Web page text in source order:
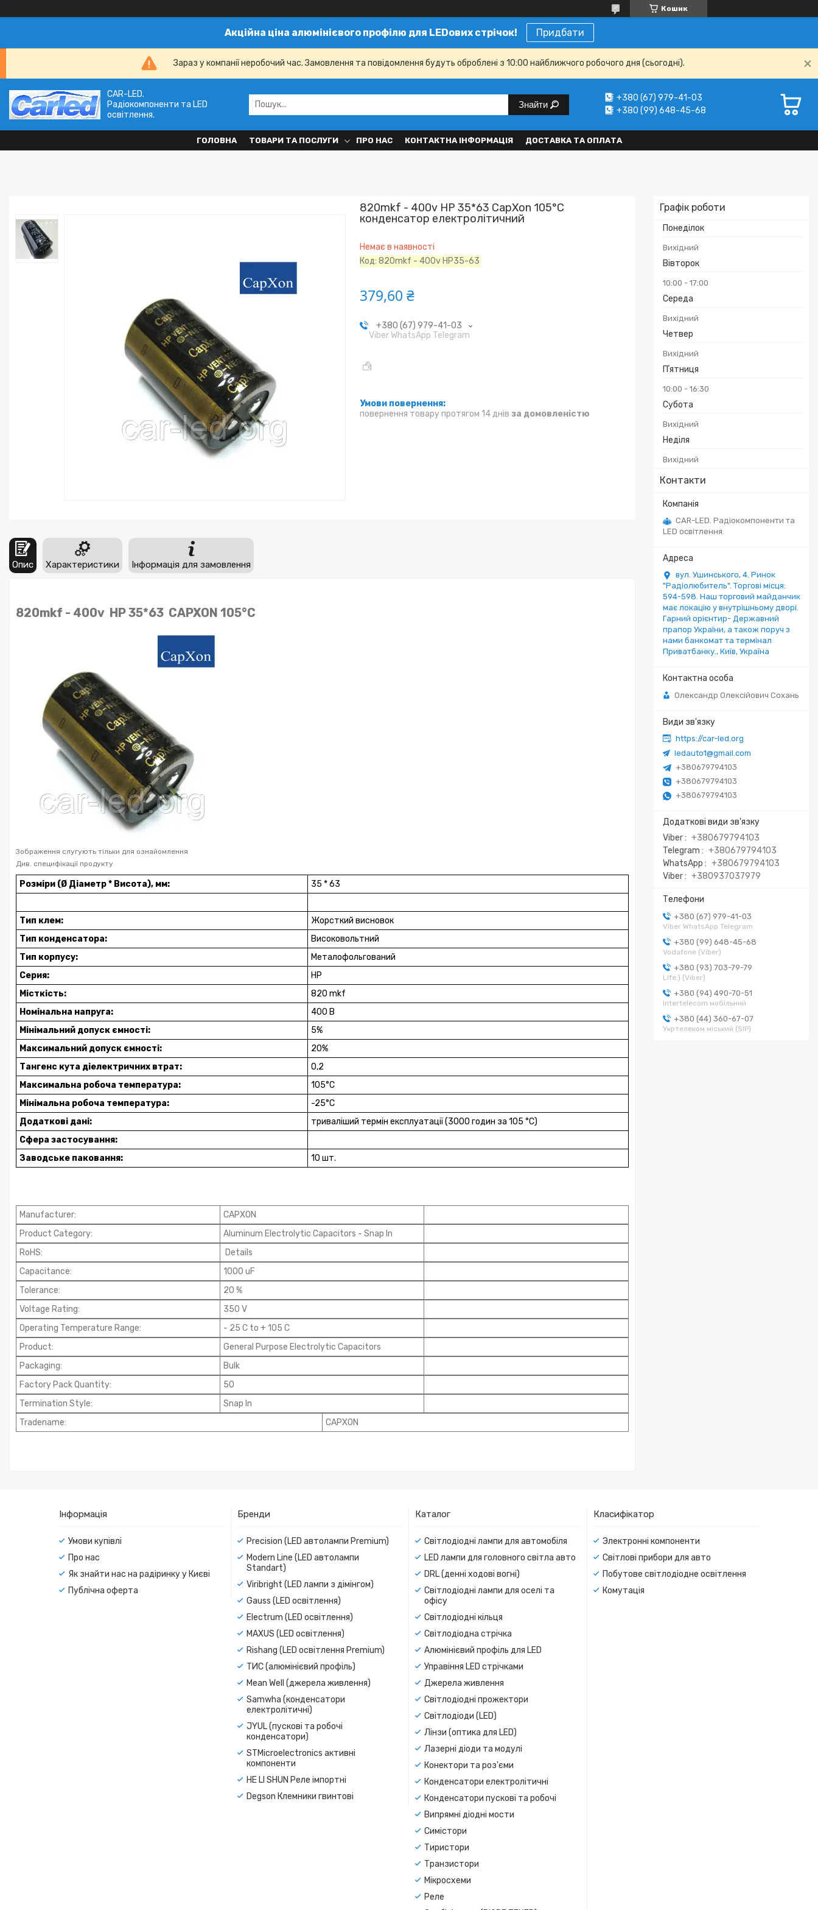
Кошик
Акційна ціна алюмінієвого профілю для LEDових стрічок! Придбати
Зараз у компанії неробочий час. Замовлення та повідомлення будуть оброблені з 10:00 найближчого робочого дня (сьогодні).
CAR-LED.
Радіокомпоненти та LED
освітлення.
Знайти
+380 (67) 979-41-03
+380 (99) 648-45-68
ГОЛОВНА ТОВАРИ ТА ПОСЛУГИ ПРО НАС КОНТАКТНА ІНФОРМАЦІЯ ДОСТАВКА ТА ОПЛАТА
Графік роботи
Понеділок
Вихідний
Вівторок
10:00 17:00
Середа
Вихідний
Четвер
Вихідний
Пʼятниця
10:00 16:30
Субота
Вихідний
Неділя
Вихідний
Контакти
CAR-LED. Радіокомпоненти та
LED освітлення.
вул. Ушинського, 4. Ринок
"Радіолюбитель". Торгові місця:
594-598. Наш торговий майданчик
має локацію у внутрішньому дворі.
Гарний орієнтир- Державний
прапор України, а також поруч з
нами банкомат та термінал
Приватбанку., Київ, Україна
Олександр Олексійович Сохань
https://car-led.org
ledauto1@gmail.com
+380679794103
+380679794103
+380679794103
Viber
+380679794103
Telegram
+380679794103
WhatsApp
+380679794103
Viber
+380937037979
+380 (67) 979-41-03
Viber WhatsApp Telegram
+380 (99) 648-45-68
Vodafone (Viber)
+380 (93) 703-79-79
Life:) (Viber)
+380 (94) 490-70-51
Intertelecom мобільний
+380 (44) 360-67-07
Укртелеком міський (SIP)
820mkf - 400v HP 35*63 CapXon 105°C
конденсатор електролітичний
Немає в наявності
Код:820mkf - 400v HP35-63
379,60 ₴
+380 (67) 979-41-03
Viber WhatsApp Telegram
повернення товару протягом 14 днів за домовленістю
Опис Характеристики Інформація для замовлення
820mkf - 400v HP 35*63 CAPXON 105°C
Зображення слугують тільки для ознайомлення
Див. специфікації продукту
Розміри (Ø Діаметр * Висота), мм: 35 * 63
Тип клем:
Жорсткий висновок
Тип конденсатора:
Високовольтний
Тип корпусу:
Металофольгований
Серия:
HP
Місткість:
820 mkf
Номінальна напруга:
400 В
Мінімальний допуск ємності:
5%
Максимальний допуск ємності:
20%
Тангенс кута діелектричних втрат:
0,2
Максимальна робоча температура:
105°C
Мінімальна робоча температура:
-25°C
Додаткові дані:
триваліший термін експлуатації (3000 годин за 105 °C)
Сфера застосування:
Заводське паковання:
10 шт.
Manufacturer:
CAPXON
Product Category:
Aluminum Electrolytic Capacitors - Snap In
RoHS:
Details
Capacitance:
1000 uF
Tolerance:
20 %
Voltage Rating:
350 V
Operating Temperature Range:
- 25 C to + 105 C
Product:
General Purpose Electrolytic Capacitors
Packaging:
Bulk
Factory Pack Quantity:
50
Termination Style:
Snap In
Tradename: CAPXON
Інформація
Умови купівлі
Про нас
Як знайти нас на радіринку у Києві
Публічна оферта
Бренди
Precision (LED автолампи Premium)
Modern Line (LED автолампи
Standart)
Viribright (LED лампи з дімінгом)
Gauss (LED освітлення)
Electrum (LED освітлення)
MAXUS (LED освітлення)
Rishang (LED освітлення Premium)
ТИС (алюмінієвий профіль)
Mean Well (джерела живлення)
Samwha (конденсатори
електролітичні)
JYUL (пускові та робочі
конденсатори)
STMicroelectronics активні
компоненти
HE LI SHUN Реле імпортні
Degson Клемники гвинтові
Каталог
Світлодіодні лампи для автомобіля
LED лампи для головного світла авто
DRL (денні ходові вогні)
Світлодіодні лампи для оселі та
офісу
Світлодіодні кільця
Світлодіодна стрічка
Алюмінієвий профіль для LED
Управіння LED стрічками
Джерела живлення
Світлодіодні прожектори
Світлодіоди (LED)
Лінзи (оптика для LED)
Лазерні діоди та модулі
Конектори та роз'єми
Конденсатори електролітичні
Конденсатори пускові та робочі
Випрямні діодні мости
Симістори
Тиристори
Транзистори
Мікросхеми
Реле
Класифікатор
Электронні компоненти
Світлові прибори для авто
Побутове світлодіодне освітлення
Комутація